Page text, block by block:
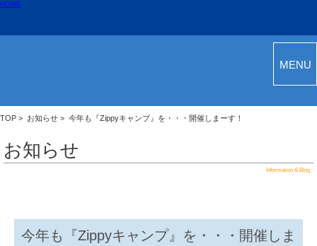
MENU
HOME
TOP > お知らせ > 今年も『Zippyキャンプ』を・・・開催しまーす！
お知らせ
Information & Blog
今年も『Zippyキャンプ』を・・・開催しま